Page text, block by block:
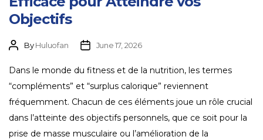
Objectifs
ByHuluofan June 17, 2026
Dans le monde du fitness et de la nutrition, les termes
“compléments” et “surplus calorique” reviennent
fréquemment. Chacun de ces éléments joue un rôle crucial
dans l’atteinte des objectifs personnels, que ce soit pour la
prise de masse musculaire ou l’amélioration de la